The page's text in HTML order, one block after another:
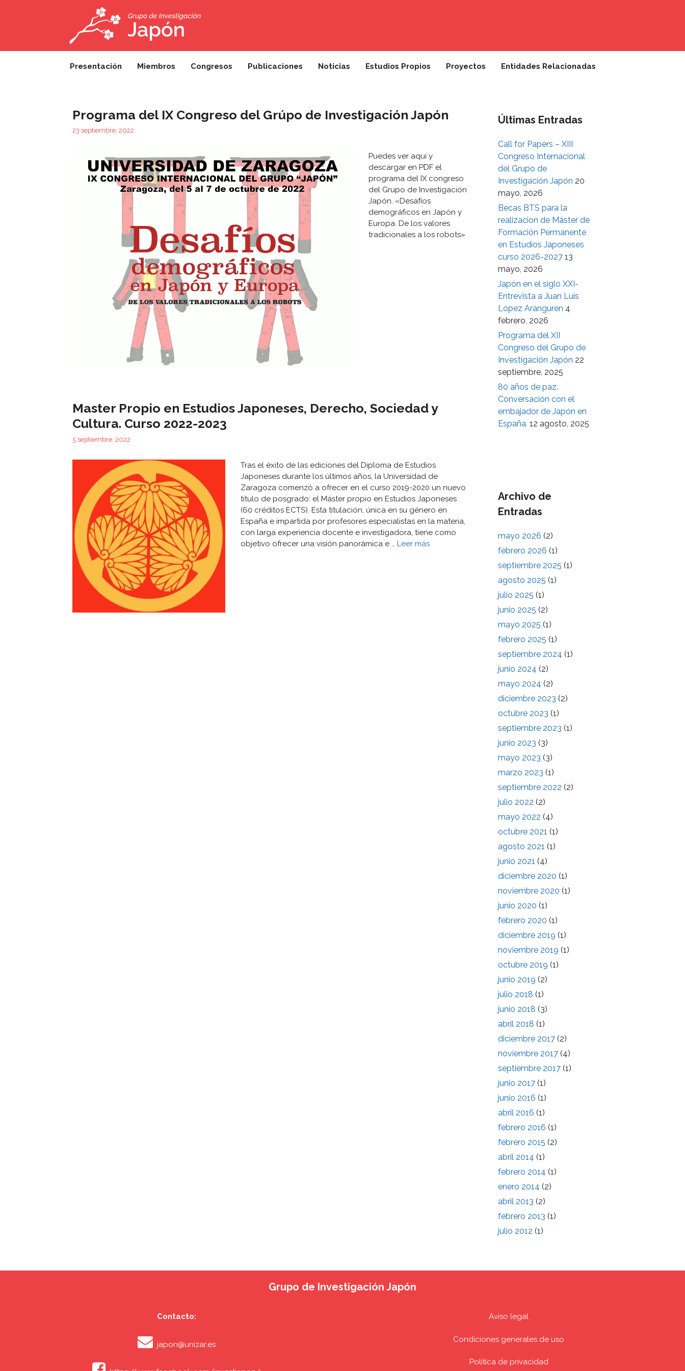
Presentación Miembros Congresos Publicaciones Noticias Estudios Propios Proyectos Entidades Relacionadas
Programa del IX Congreso del Grúpo de Investigación Japón
23 septiembre, 2022
Puedes ver aquí y
descargar en PDF el
programa del IX congreso
del Grupo de Investigación
Japón. «Desafíos
demográficos en Japón y
Europa. De los valores
tradicionales a los robots»
Master Propio en Estudios Japoneses, Derecho, Sociedad y
Cultura. Curso 2022-2023
5 septiembre, 2022
Tras el éxito de las ediciones del Diploma de Estudios
Japoneses durante los últimos años, la Universidad de
Zaragoza comenzó a ofrecer en el curso 2019-2020 un nuevo
título de posgrado: el Máster propio en Estudios Japoneses
(60 créditos ECTS). Esta titulación, única en su género en
España e impartida por profesores especialistas en la materia,
con larga experiencia docente e investigadora, tiene como
objetivo ofrecer una visión panorámica e … Leer más
Últimas Entradas
Call for Papers – XIII
Congreso Internacional
del Grupo de
Investigación Japón 20
mayo, 2026
Becas BTS para la
realizacion de Máster de
Formación Permanente
en Estudios Japoneses
curso 2026-2027 13
mayo, 2026
Japón en el siglo XXI-
Entrevista a Juan Luis
López Aranguren 4
febrero, 2026
Programa del XII
Congreso del Grupo de
Investigación Japón 22
septiembre, 2025
80 años de paz.
Conversación con el
embajador de Japón en
España. 12 agosto, 2025
Archivo de
Entradas
mayo 2026 (2)
febrero 2026 (1)
septiembre 2025 (1)
agosto 2025 (1)
julio 2025 (1)
junio 2025 (2)
mayo 2025 (1)
febrero 2025 (1)
septiembre 2024 (1)
junio 2024 (2)
mayo 2024 (2)
diciembre 2023 (2)
octubre 2023 (1)
septiembre 2023 (1)
junio 2023 (3)
mayo 2023 (3)
marzo 2023 (1)
septiembre 2022 (2)
julio 2022 (2)
mayo 2022 (4)
octubre 2021 (1)
agosto 2021 (1)
junio 2021 (4)
diciembre 2020 (1)
noviembre 2020 (1)
junio 2020 (1)
febrero 2020 (1)
diciembre 2019 (1)
noviembre 2019 (1)
octubre 2019 (1)
junio 2019 (2)
julio 2018 (1)
junio 2018 (3)
abril 2018 (1)
diciembre 2017 (2)
noviembre 2017 (4)
septiembre 2017 (1)
junio 2017 (1)
junio 2016 (1)
abril 2016 (1)
febrero 2016 (1)
febrero 2015 (2)
abril 2014 (1)
febrero 2014 (1)
enero 2014 (2)
abril 2013 (2)
febrero 2013 (1)
julio 2012 (1)
Grupo de Investigación Japón
Contacto:
japon@unizar.es
Aviso legal
Condiciones generales de uso
Politíca de privacidad